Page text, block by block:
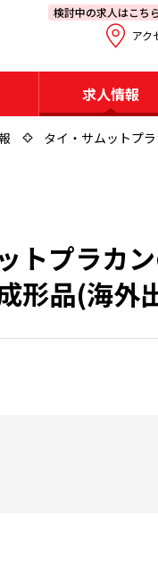
アク
検討中の求人はこち
求人情報
タイ・サムットプ
トプラカ
形品(海外